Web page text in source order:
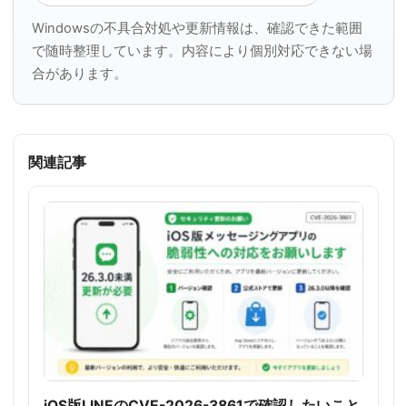
Windowsの不具合対処や更新情報は、確認できた範囲
で随時整理しています。内容により個別対応できない場
合があります。
関連記事